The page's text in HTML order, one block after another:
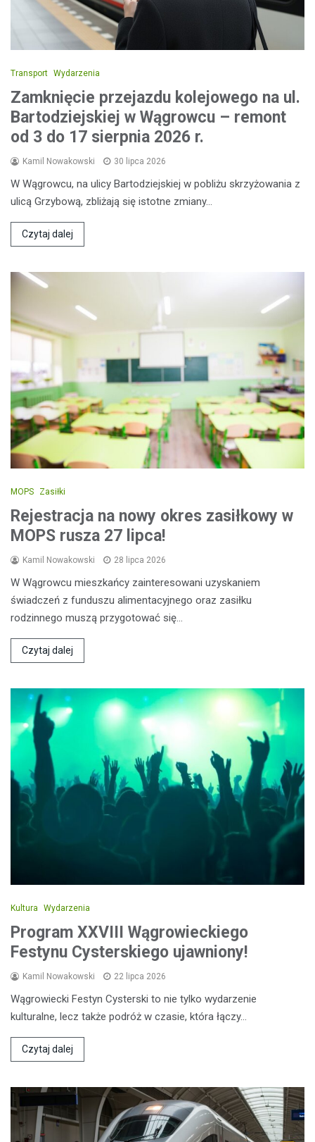
Transport Wydarzenia
Zamknięcie przejazdu kolejowego na ul.
Bartodziejskiej w Wągrowcu – remont
od 3 do 17 sierpnia 2026 r.
Kamil Nowakowski 30 lipca 2026
W Wągrowcu, na ulicy Bartodziejskiej w pobliżu skrzyżowania z
ulicą Grzybową, zbliżają się istotne zmiany…
Czytaj dalej
MOPS Zasiłki
Rejestracja na nowy okres zasiłkowy w
MOPS rusza 27 lipca!
Kamil Nowakowski 28 lipca 2026
W Wągrowcu mieszkańcy zainteresowani uzyskaniem
świadczeń z funduszu alimentacyjnego oraz zasiłku
rodzinnego muszą przygotować się…
Czytaj dalej
Kultura Wydarzenia
Program XXVIII Wągrowieckiego
Festynu Cysterskiego ujawniony!
Kamil Nowakowski 22 lipca 2026
Wągrowiecki Festyn Cysterski to nie tylko wydarzenie
kulturalne, lecz także podróż w czasie, która łączy…
Czytaj dalej